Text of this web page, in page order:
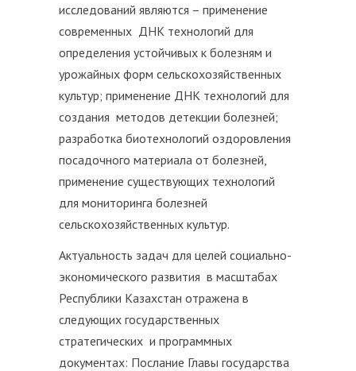
исследований являются – применение
современных ДНК технологий для
определения устойчивых к болезням и
урожайных форм сельскохозяйственных
культур; применение ДНК технологий для
создания методов детекции болезней;
разработка биотехнологий оздоровления
посадочного материала от болезней,
применение существующих технологий
для мониторинга болезней
сельскохозяйственных культур.
Актуальность задач для целей социально-
экономического развития в масштабах
Республики Казахстан отражена в
следующих государственных
стратегических и программных
документах: Послание Главы государства